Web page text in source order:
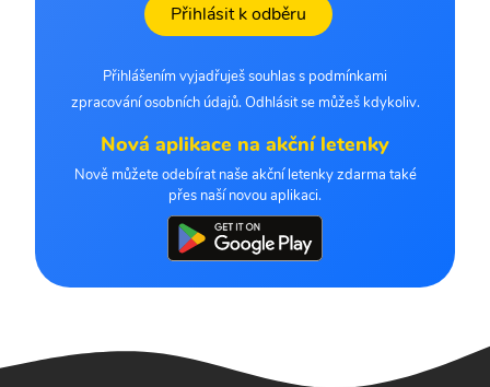
Přihlásit k odběru
Přihlášením vyjadřuješ souhlas s podmínkami
zpracování osobních údajů. Odhlásit se můžeš kdykoliv.
Nová aplikace na akční letenky
Nově můžete odebírat naše akční letenky zdarma také
přes naší novou aplikaci.